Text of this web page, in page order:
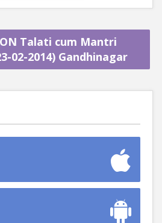
ON Talati cum Mantri
02-2014) Gandhinagar